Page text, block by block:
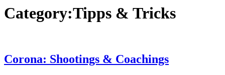
Category:Tipps & Tricks
Corona: Shootings & Coachings